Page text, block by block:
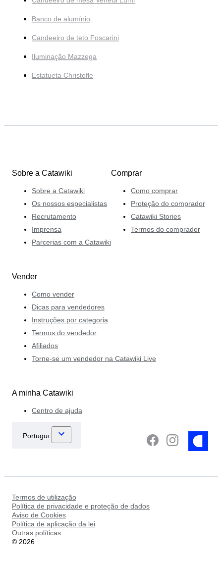
Banco de alumínio
Candeeiro de teto Foscarini
Iluminação Mazzega
Estatueta Christofle
Sobre a Catawiki
Sobre a Catawiki
Os nossos especialistas
Recrutamento
Imprensa
Parcerias com a Catawiki
Comprar
Como comprar
Proteção do comprador
Catawiki Stories
Termos do comprador
Vender
Como vender
Dicas para vendedores
Instruções por categoria
Termos do vendedor
Afiliados
Torne-se um vendedor na Catawiki Live
A minha Catawiki
Centro de ajuda
Termos de utilização
Política de privacidade e proteção de dados
Aviso de Cookies
Política de aplicação da lei
Outras políticas
© 2026